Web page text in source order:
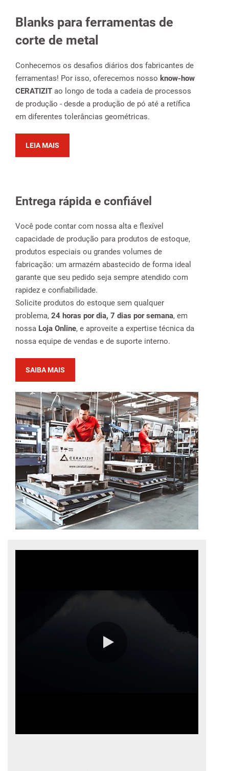
Blanks para ferramentas de
corte de metal
Conhecemos os desafios diários dos fabricantes de
ferramentas! Por isso, oferecemos nosso know-how
CERATIZIT ao longo de toda a cadeia de processos
de produção - desde a produção de pó até a retífica
em diferentes tolerâncias geométricas.
LEIA MAIS
Entrega rápida e confiável
Você pode contar com nossa alta e flexível
capacidade de produção para produtos de estoque,
produtos especiais ou grandes volumes de
fabricação: um armazém abastecido de forma ideal
garante que seu pedido seja sempre atendido com
rapidez e confiabilidade.
Solicite produtos do estoque sem qualquer
problema, 24 horas por dia, 7 dias por semana, em
nossa Loja Online, e aproveite a expertise técnica da
nossa equipe de vendas e de suporte interno.
SAIBA MAIS